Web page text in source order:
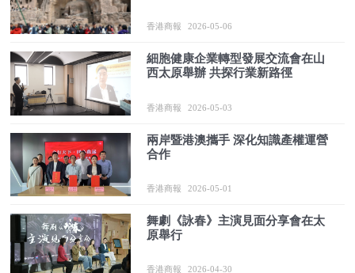
香港商報 2026-05-06
細胞健康企業轉型發展交流會在山
西太原舉辦 共探行業新路徑
香港商報 2026-05-03
兩岸暨港澳攜手 深化知識產權運營
合作
香港商報 2026-05-01
舞劇《詠春》主演見面分享會在太
原舉行
香港商報 2026-04-30